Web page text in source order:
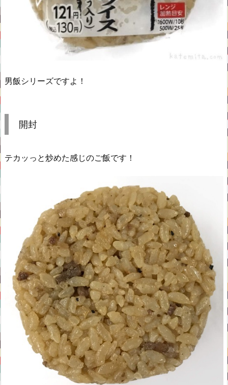
男飯シリーズですよ！
開封
テカッっと炒めた感じのご飯です！